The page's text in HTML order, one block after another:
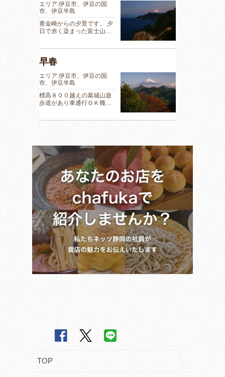
エリア:伊豆市、伊豆の国
市、伊豆半島
黄金崎からの夕景です。 夕
日で赤く染まった富士山…
早春
エリア:伊豆市、伊豆の国
市、伊豆半島
標高８００越えの葛城山遊
歩道があり車通行ＯＫ幾…
TOP